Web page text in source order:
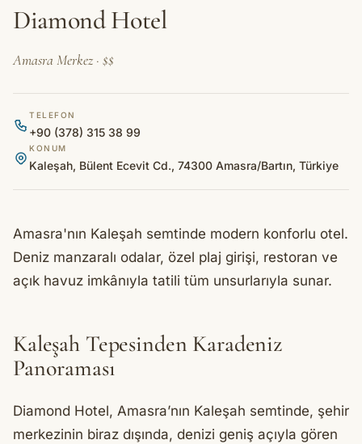
Diamond Hotel
Amasra Merkez · $$
TELEFON
+90 (378) 315 38 99
KONUM
Kaleşah, Bülent Ecevit Cd., 74300 Amasra/Bartın, Türkiye
Amasra'nın Kaleşah semtinde modern konforlu otel.
Deniz manzaralı odalar, özel plaj girişi, restoran ve
açık havuz imkânıyla tatili tüm unsurlarıyla sunar.
Kaleşah Tepesinden Karadeniz
Panoraması
Diamond Hotel, Amasra’nın Kaleşah semtinde, şehir
merkezinin biraz dışında, denizi geniş açıyla gören